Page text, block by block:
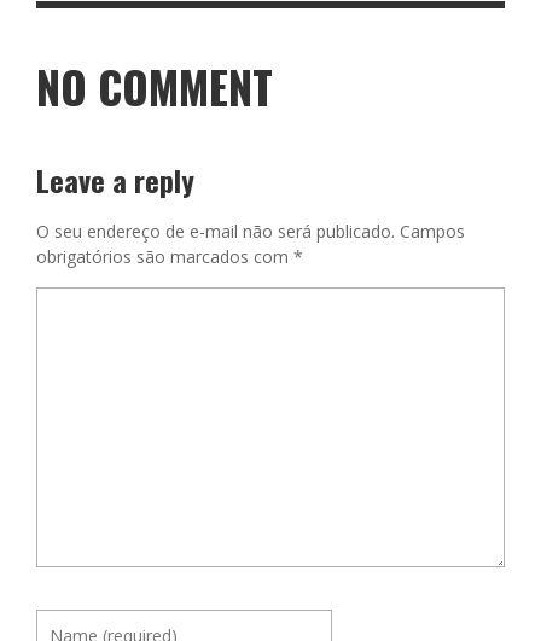
NO COMMENT
Leave a reply
O seu endereço de e-mail não será publicado. Campos
obrigatórios são marcados com *